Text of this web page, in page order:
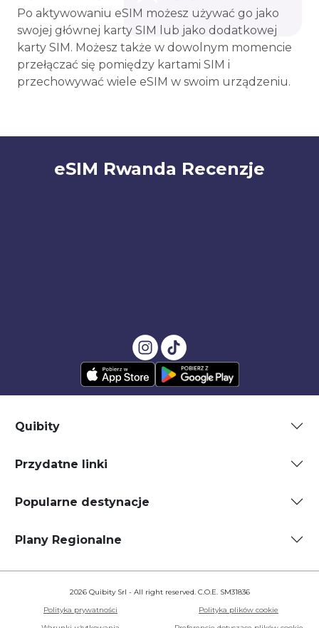
Po aktywowaniu eSIM możesz używać go jako
swojej głównej karty SIM lub jako dodatkowej
karty SIM. Możesz także w dowolnym momencie
przełączać się pomiędzy kartami SIM i
przechowywać wiele eSIM w swoim urządzeniu.
eSIM Rwanda Recenzje
Quibity
Przydatne linki
Popularne destynacje
Plany Regionalne
2026 Quibity Srl - All right reserved. C.O.E. SM31836
Polityka prywatności
Polityka plików cookie